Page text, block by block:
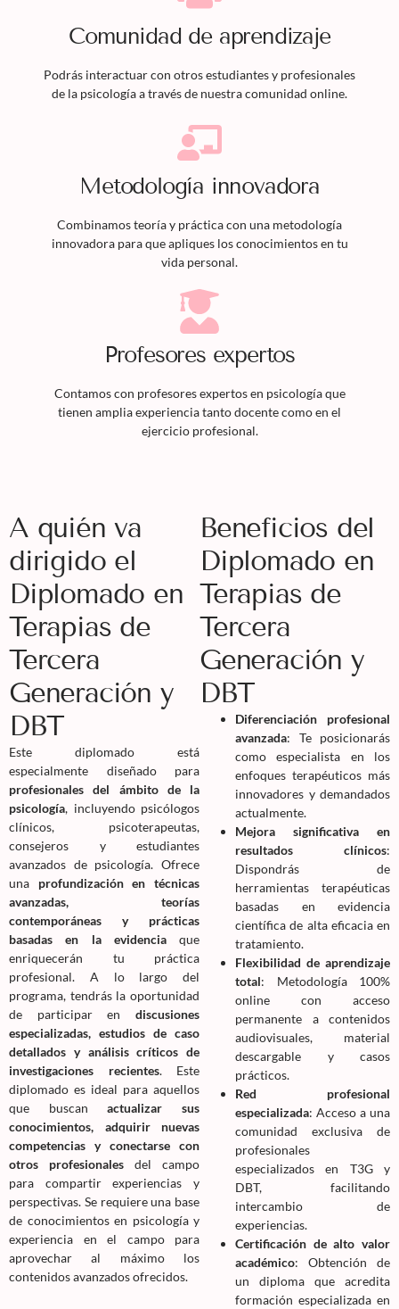
Comunidad de aprendizaje
Podrás interactuar con otros estudiantes y profesionales
de la psicología a través de nuestra comunidad online.
Metodología innovadora
Combinamos teoría y práctica con una metodología
innovadora para que apliques los conocimientos en tu
vida personal.
Profesores expertos
Contamos con profesores expertos en psicología que
tienen amplia experiencia tanto docente como en el
ejercicio profesional.
A quién va
dirigido el
Diplomado en
Terapias de
Tercera
Generación y
DBT
Este diplomado está
especialmente diseñado para
profesionales del ámbito de la
psicología, incluyendo psicólogos
clínicos, psicoterapeutas,
consejeros y estudiantes
avanzados de psicología. Ofrece
una profundización en técnicas
avanzadas, teorías
contemporáneas y prácticas
basadas en la evidenciaque
enriquecerán tu práctica
profesional. A lo largo del
programa, tendrás la oportunidad
de participar en discusiones
especializadas, estudios de caso
detallados y análisis críticos de
investigaciones recientes. Este
diplomado es ideal para aquellos
que buscanactualizar sus
conocimientos, adquirir nuevas
competencias y conectarse con
otros profesionales del campo
para compartir experiencias y
perspectivas. Se requiere una base
de conocimientos en psicología y
experiencia en el campo para
aprovechar al máximo los
contenidos avanzados ofrecidos.
Beneficios del
Diplomado en
Terapias de
Tercera
Generación y
DBT
Diferenciación profesional
avanzada: Te posicionarás
como especialista en los
enfoques terapéuticos más
innovadores y demandados
actualmente.
Mejora significativa en
resultados clínicos:
Dispondrás de
herramientas terapéuticas
basadas en evidencia
científica de alta eficacia en
tratamiento.
Flexibilidad de aprendizaje
total: Metodología 100%
online con acceso
permanente a contenidos
audiovisuales, material
descargable y casos
prácticos.
Red profesional
especializada: Acceso a una
comunidad exclusiva de
profesionales
especializados en T3G y
DBT, facilitando
intercambio de
experiencias.
Certificación de alto valor
académico: Obtención de
un diploma que acredita
formación especializada en